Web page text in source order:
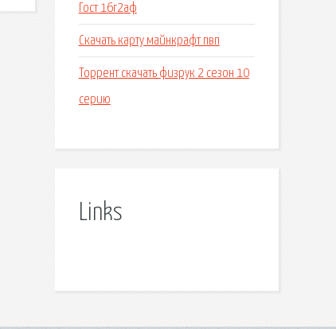
Гост 16г2аф
Скачать карту майнкрафт пвп
Торрент скачать физрук 2 сезон 10
серию
Links